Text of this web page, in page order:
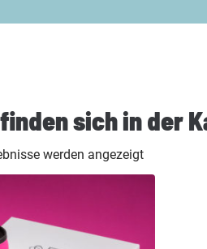
sich in der
werden angezeigt